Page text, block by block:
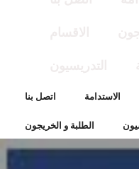
اتصل بنا الاستدامة
الطلبة و الخريجون